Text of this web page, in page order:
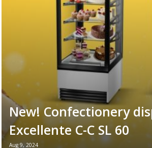
and place your ...
New! Confectionery
Excellente C-C SL 60
Aug 9, 2024